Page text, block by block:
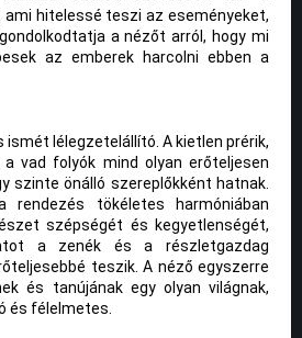
ami hitelessé teszi az eseményeket,
a nézőt arról, hogy mi
az emberek harcolni ebben a
ismét lélegzetelállító. A kietlen prérik,
vad folyók mind olyan erőteljesen
szinte önálló szereplőkként hatnak.
tökéletes harmóniában
szépségét és kegyetlenségét,
a zenék és a részletgazdag
teszik. A néző egyszerre
és tanújának egy olyan világnak,
és félelmetes.